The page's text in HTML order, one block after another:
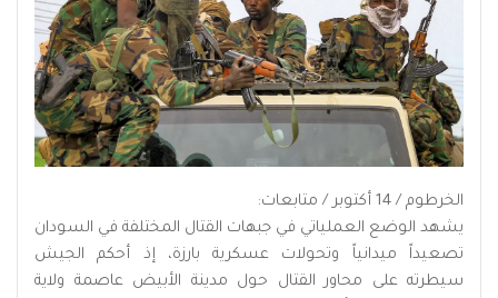
الخرطوم / 14 أكتوبر / متابعات:
يشهد الوضع العملياتي في جبهات القتال المختلفة في السودان
تصعيداً ميدانياً وتحولات عسكرية بارزة، إذ أحكم الجيش
سيطرته على محاور القتال حول مدينة الأبيض عاصمة ولاية